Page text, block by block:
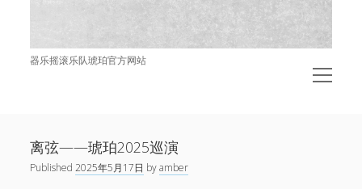
器乐摇滚乐队琥珀官方网站
open
menu
演出
open
open
琥
珀
离弦——琥珀2025巡演
Published2025年5月17日 byamber